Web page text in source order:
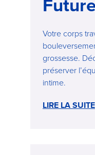
Votre corps
grossesse.
préserver
intime.
LIRE LA SUITE